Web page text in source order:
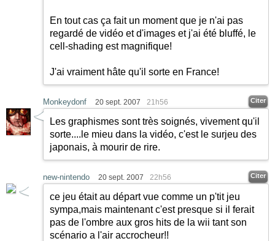
En tout cas ça fait un moment que je n'ai pas
regardé de vidéo et d'images et j'ai été bluffé, le
cell-shading est magnifique!
J'ai vraiment hâte qu'il sorte en France!
Monkeydonf 20 sept. 2007 21h56 Citer
Les graphismes sont très soignés, vivement qu'il
sorte....le mieu dans la vidéo, c'est le surjeu des
japonais, à mourir de rire.
new-nintendo 20 sept. 2007 22h56 Citer
ce jeu était au départ vue comme un p'tit jeu
sympa,mais maintenant c'est presque si il ferait
pas de l'ombre aux gros hits de la wii tant son
scénario a l'air accrocheur!!